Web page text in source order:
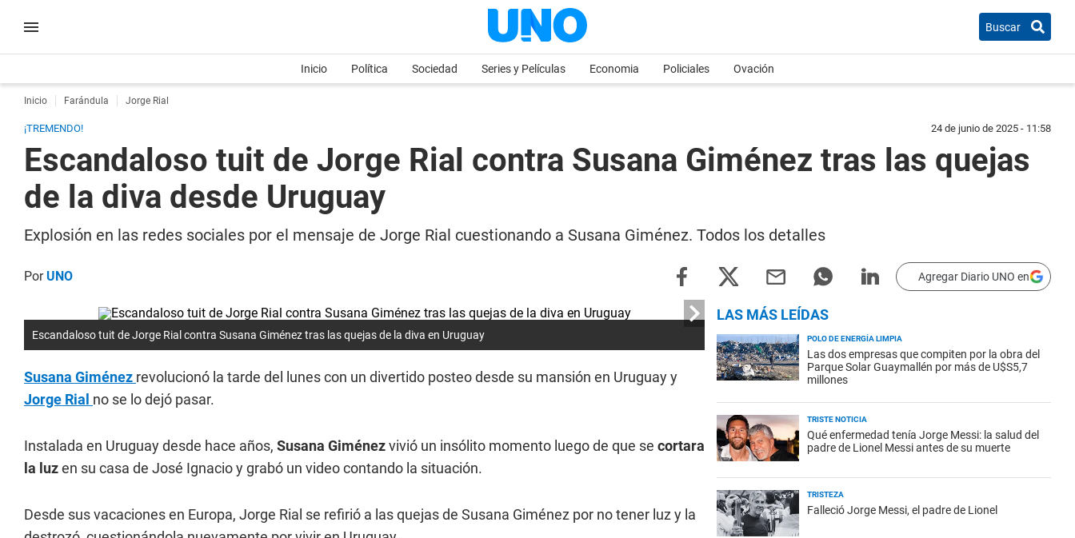
Buscar
Inicio Política Sociedad Series y Películas Economia Policiales Ovación
Inicio Farándula Jorge Rial
¡TREMENDO! 24 de junio de 2025 - 11:58
Escandaloso tuit de Jorge Rial contra Susana Giménez tras las quejas
de la diva desde Uruguay
Explosión en las redes sociales por el mensaje de Jorge Rial cuestionando a Susana Giménez. Todos los detalles
PorUNO Agregar Diario UNO en
Escandaloso tuit de Jorge Rial contra Susana Giménez tras las quejas de la diva en Uruguay
Susana Giménez revolucionó la tarde del lunes con un divertido posteo desde su mansión en Uruguay y
Jorge Rial no se lo dejó pasar.
Instalada en Uruguay desde hace años, Susana Giménezvivió un insólito momento luego de que se cortara
la luzen su casa de José Ignacio y grabó un video contando la situación.
Desde sus vacaciones en Europa, Jorge Rial se refirió a las quejas de Susana Giménez por no tener luz y la
LAS MÁS LEÍDAS
POLO DE ENERGÍA LIMPIA
Las dos empresas que compiten por la obra del
Parque Solar Guaymallén por más de U$S5,7
millones
TRISTE NOTICIA
Qué enfermedad tenía Jorge Messi: la salud del
padre de Lionel Messi antes de su muerte
TRISTEZA
Falleció Jorge Messi, el padre de Lionel